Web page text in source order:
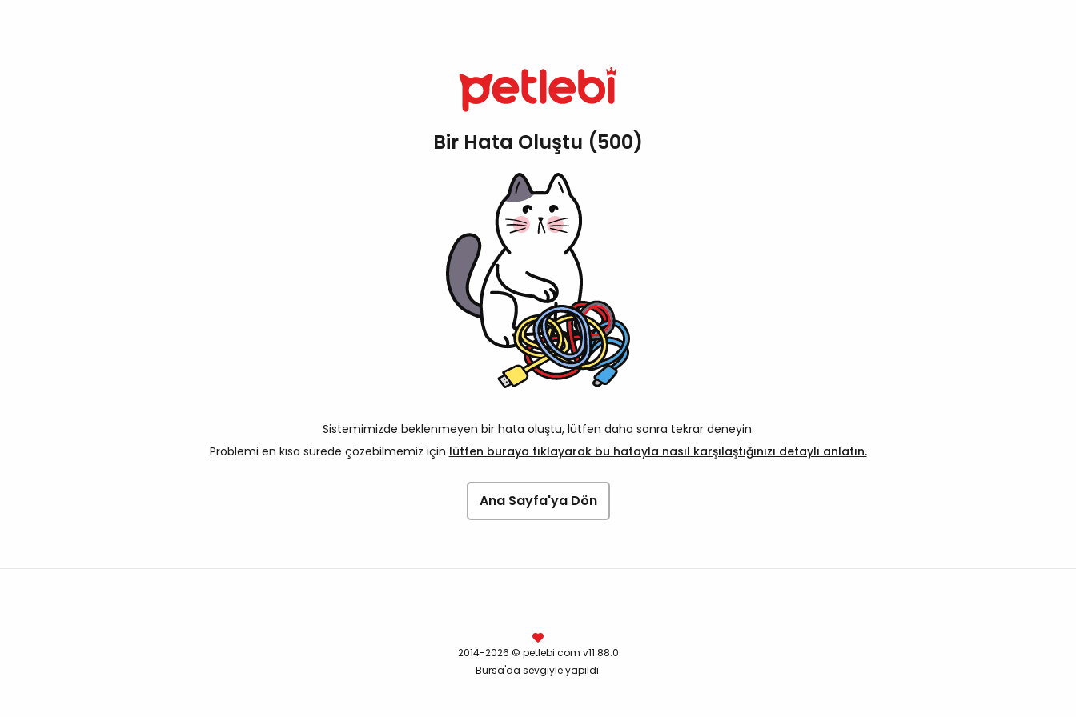
Bir Hata Oluştu (500)
Sistemimizde beklenmeyen bir hata oluştu, lütfen daha sonra tekrar deneyin.
Problemi en kısa sürede çözebilmemiz için lütfen buraya tıklayarak bu hatayla nasıl karşılaştığınızı detaylı anlatın.
Ana Sayfa'ya Dön
2014-2026 © petlebi.com v11.88.0
Bursa'da sevgiyle yapıldı.